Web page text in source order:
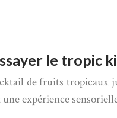
le tropic
de fruits
une expérience